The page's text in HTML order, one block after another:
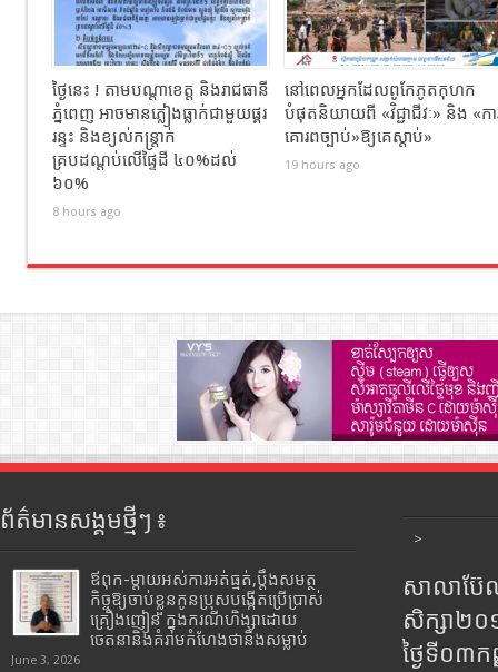
ថ្ងៃនេះ ! តាមបណ្តាខេត្ត និងរាជធានី
ភ្នំពេញ អាចមានភ្លៀងធ្លាក់ជាមួយផ្គរ
រន្ទះ និងខ្យល់កន្ត្រាក់
គ្របដណ្តប់លើផ្ទៃដី ៤០%ដល់
៦០%
8 hours ago
នៅពេលអ្នកដែលពូកែភូតកុហក
បំផុតនិយាយពី «វិជ្ជាជីវៈ» និង «កា
គោរពច្បាប់»ឱ្យគេស្តាប់»
19 hours ago
ព័ត៌មានសង្គមថ្មីៗ ៖
ឪពុក-ម្ដាយអស់ការអត់ធ្មត់,ប្ដឹងសមត្ថ
កិច្ចឱ្យចាប់ខ្លួនកូនប្រុសបង្កើតប្រើប្រាស់
គ្រឿងញៀន ក្នុងករណីហិង្សាដោយ
ចេតនានិងគំរាមកំហែងថានឹងសម្លាប់
June 3, 2026
>
សាលាប៊ែ
សិក្សា២
ថ្ងៃទី០៣